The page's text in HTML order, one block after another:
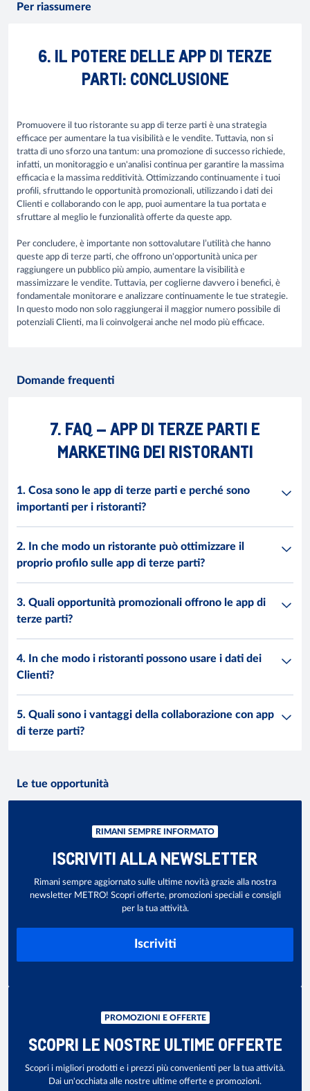
Per riassumere
6. IL POTERE DELLE APP DI TERZE
PARTI: CONCLUSIONE
Promuovere il tuo ristorante su app di terze parti è una strategia
efficace per aumentare la tua visibilità e le vendite. Tuttavia, non si
tratta di uno sforzo una tantum: una promozione di successo richiede,
infatti, un monitoraggio e un'analisi continua per garantire la massima
efficacia e la massima redditività. Ottimizzando continuamente i tuoi
profili, sfruttando le opportunità promozionali, utilizzando i dati dei
Clienti e collaborando con le app, puoi aumentare la tua portata e
sfruttare al meglio le funzionalità offerte da queste app.
Per concludere, è importante non sottovalutare l’utilità che hanno
queste app di terze parti, che offrono un'opportunità unica per
raggiungere un pubblico più ampio, aumentare la visibilità e
massimizzare le vendite. Tuttavia, per coglierne davvero i benefici, è
fondamentale monitorare e analizzare continuamente le tue strategie.
In questo modo non solo raggiungerai il maggior numero possibile di
potenziali Clienti, ma li coinvolgerai anche nel modo più efficace.
Domande frequenti
7. FAQ – APP DI TERZE PARTI E
MARKETING DEI RISTORANTI
1. Cosa sono le app di terze parti e perché sono
importanti per i ristoranti?
2. In che modo un ristorante può ottimizzare il
proprio profilo sulle app di terze parti?
3. Quali opportunità promozionali offrono le app di
terze parti?
4. In che modo i ristoranti possono usare i dati dei
Clienti?
5. Quali sono i vantaggi della collaborazione con app
di terze parti?
Le tue opportunità
RIMANI SEMPRE INFORMATO
ISCRIVITI ALLA NEWSLETTER
Rimani sempre aggiornato sulle ultime novità grazie alla nostra
newsletter METRO! Scopri offerte, promozioni speciali e consigli
per la tua attività.
Iscriviti
PROMOZIONI E OFFERTE
SCOPRI LE NOSTRE ULTIME OFFERTE
Scopri i migliori prodotti e i prezzi più convenienti per la tua attività.
Dai un'occhiata alle nostre ultime offerte e promozioni.